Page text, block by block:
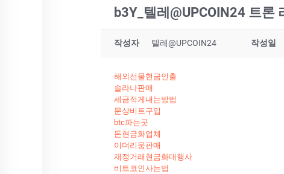
b3Y_텔레@UPCOIN24 트
작성자 텔레@UPCOIN24 작성일
해외선물현금인출
솔라나판매
세금적게내는방법
문상비트구입
btc파는곳
돈현금화업체
이더리움판매
재정거래현금화대행사
비트코인사는법